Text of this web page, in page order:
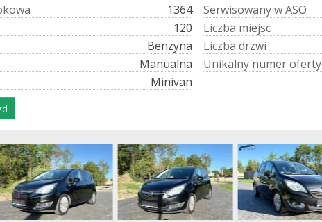
kowa
1364
120
Benzyna
Manualna
Minivan
SerwisowanywASO
Liczba miejsc
Liczba drzwi
Unikalny numeroferty